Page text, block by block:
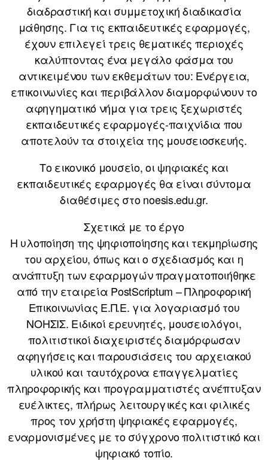
διαδραστική και συμμετοχική διαδικασία
μάθησης. Για τις εκπαιδευτικές εφαρμογές,
έχουν επιλεγεί τρεις θεματικές περιοχές
καλύπτοντας ένα μεγάλο φάσμα του
αντικειμένου των εκθεμάτων του: Ενέργεια,
επικοινωνίες και περιβάλλον διαμορφώνουν το
αφηγηματικό νήμα για τρεις ξεχωριστές
εκπαιδευτικές εφαρμογές-παιχνίδια που
αποτελούν τα στοιχεία της μουσειοσκευής.
Το εικονικό μουσείο, οι ψηφιακές και
εκπαιδευτικές εφαρμογές θα είναι σύντομα
διαθέσιμες στο noesis.edu.gr.
Σχετικά με το έργο
Η υλοποίηση της ψηφιοποίησης και τεκμηρίωσης
του αρχείου, όπως και ο σχεδιασμός και η
ανάπτυξη των εφαρμογών πραγματοποιήθηκε
από την εταιρεία PostScriptum – Πληροφορική
Επικοινωνίας Ε.Π.Ε. για λογαριασμό του
ΝΟΗΣΙΣ. Ειδικοί ερευνητές, μουσειολόγοι,
πολιτιστικοί διαχειριστές διαμόρφωσαν
αφηγήσεις και παρουσιάσεις του αρχειακού
υλικού και ταυτόχρονα επαγγελματίες
πληροφορικής και προγραμματιστές ανέπτυξαν
ευέλικτες, πλήρως λειτουργικές και φιλικές
προς τον χρήστη ψηφιακές εφαρμογές,
εναρμονισμένες με το σύγχρονο πολιτιστικό και
ψηφιακό τοπίο.